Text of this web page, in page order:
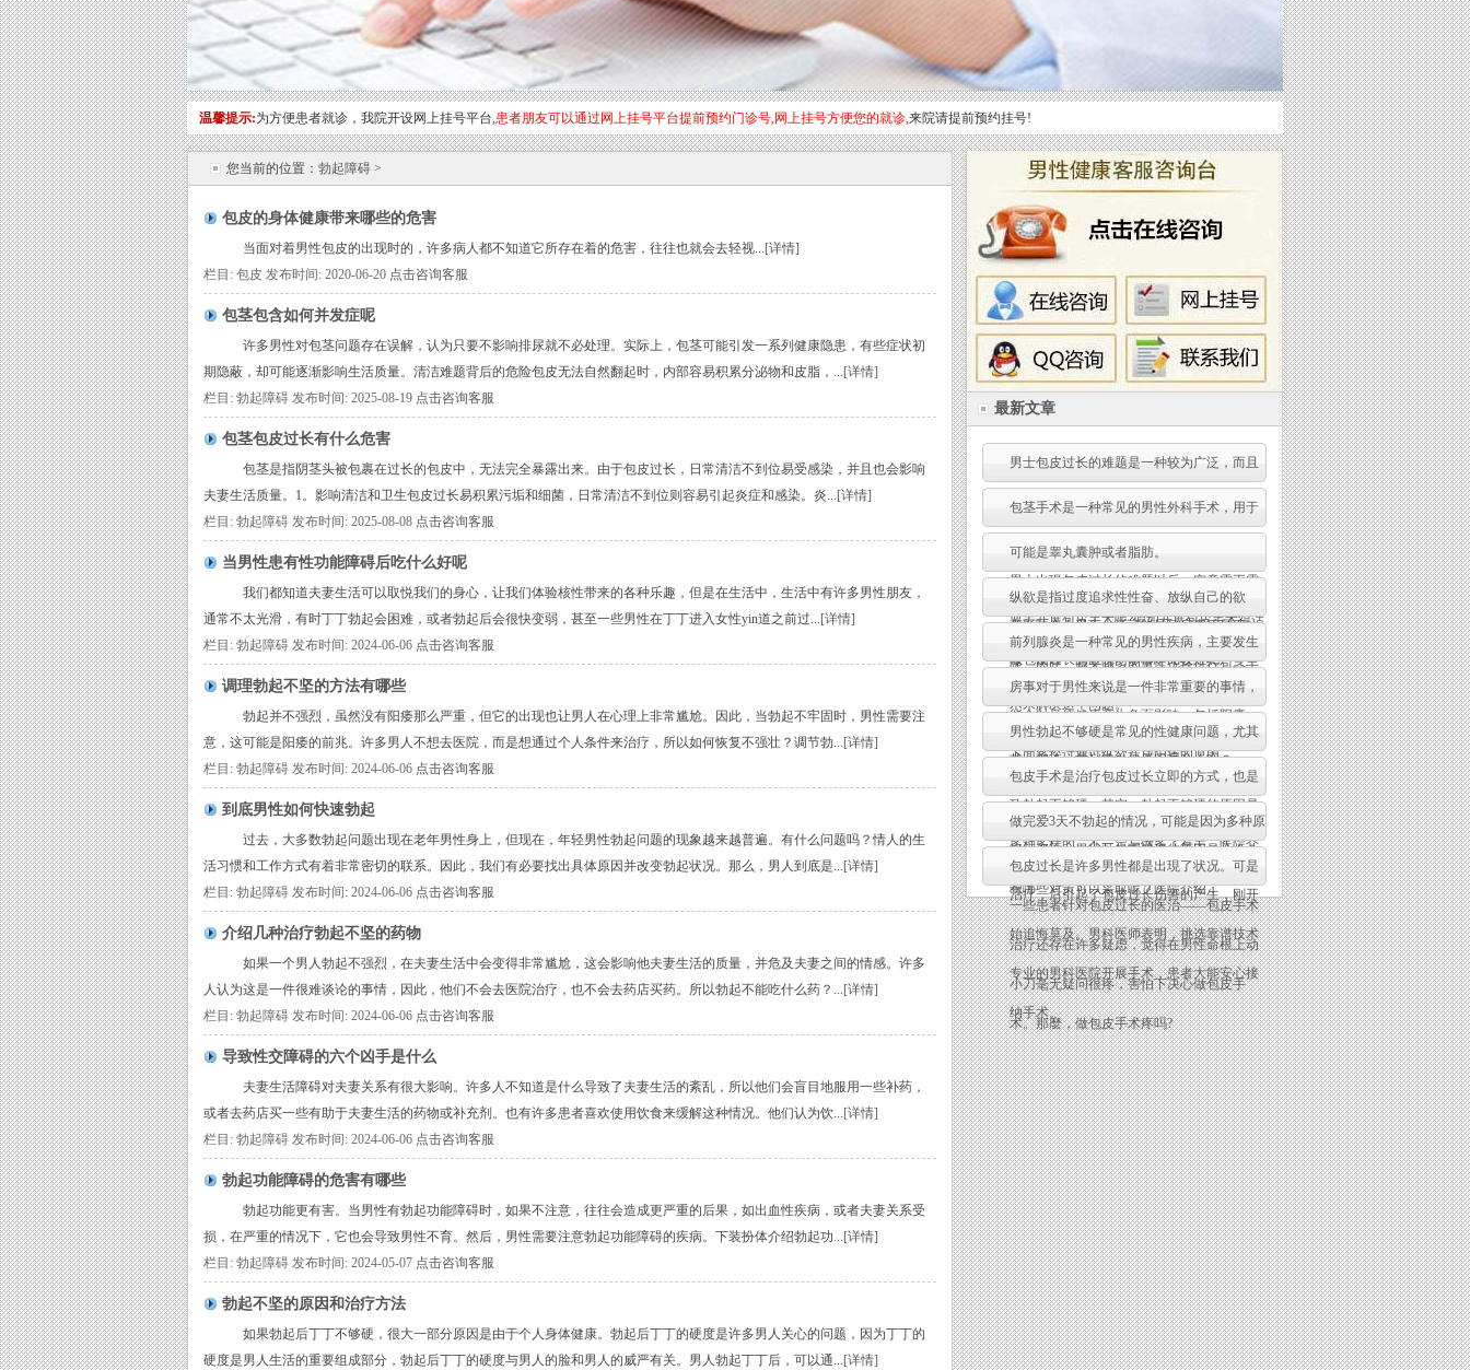
温馨提示:为方便患者就诊，我院开设网上挂号平台,患者朋友可以通过网上挂号平台提前预约门诊号,网上挂号方便您的就诊,来院请提前预约挂号!
您当前的位置： 勃起障碍 >
包皮的身体健康带来哪些的危害
当面对着男性包皮的出现时的，许多病人都不知道它所存在着的危害，往往也就会去轻视... [详情]
栏目: 包皮 发布时间: 2020-06-20 点击咨询客服
包茎包含如何并发症呢
许多男性对包茎问题存在误解，认为只要不影响排尿就不必处理。实际上，包茎可能引发一系列健康隐患，有些症状初
期隐蔽，却可能逐渐影响生活质量。清洁难题背后的危险包皮无法自然翻起时，内部容易积累分泌物和皮脂，... [详情]
栏目: 勃起障碍 发布时间: 2025-08-19 点击咨询客服
包茎包皮过长有什么危害
包茎是指阴茎头被包裹在过长的包皮中，无法完全暴露出来。由于包皮过长，日常清洁不到位易受感染，并且也会影响
夫妻生活质量。1。影响清洁和卫生包皮过长易积累污垢和细菌，日常清洁不到位则容易引起炎症和感染。炎... [详情]
栏目: 勃起障碍 发布时间: 2025-08-08 点击咨询客服
当男性患有性功能障碍后吃什么好呢
我们都知道夫妻生活可以取悦我们的身心，让我们体验核性带来的各种乐趣，但是在生活中，生活中有许多男性朋友，
通常不太光滑，有时丁丁勃起会困难，或者勃起后会很快变弱，甚至一些男性在丁丁进入女性yin道之前过... [详情]
栏目: 勃起障碍 发布时间: 2024-06-06 点击咨询客服
调理勃起不坚的方法有哪些
勃起并不强烈，虽然没有阳痿那么严重，但它的出现也让男人在心理上非常尴尬。因此，当勃起不牢固时，男性需要注
意，这可能是阳痿的前兆。许多男人不想去医院，而是想通过个人条件来治疗，所以如何恢复不强壮？调节勃... [详情]
栏目: 勃起障碍 发布时间: 2024-06-06 点击咨询客服
到底男性如何快速勃起
过去，大多数勃起问题出现在老年男性身上，但现在，年轻男性勃起问题的现象越来越普遍。有什么问题吗？情人的生
活习惯和工作方式有着非常密切的联系。因此，我们有必要找出具体原因并改变勃起状况。那么，男人到底是... [详情]
栏目: 勃起障碍 发布时间: 2024-06-06 点击咨询客服
介绍几种治疗勃起不坚的药物
如果一个男人勃起不强烈，在夫妻生活中会变得非常尴尬，这会影响他夫妻生活的质量，并危及夫妻之间的情感。许多
人认为这是一件很难谈论的事情，因此，他们不会去医院治疗，也不会去药店买药。所以勃起不能吃什么药？... [详情]
栏目: 勃起障碍 发布时间: 2024-06-06 点击咨询客服
导致性交障碍的六个凶手是什么
夫妻生活障碍对夫妻关系有很大影响。许多人不知道是什么导致了夫妻生活的紊乱，所以他们会盲目地服用一些补药，
或者去药店买一些有助于夫妻生活的药物或补充剂。也有许多患者喜欢使用饮食来缓解这种情况。他们认为饮... [详情]
栏目: 勃起障碍 发布时间: 2024-06-06 点击咨询客服
勃起功能障碍的危害有哪些
勃起功能更有害。当男性有勃起功能障碍时，如果不注意，往往会造成更严重的后果，如出血性疾病，或者夫妻关系受
损，在严重的情况下，它也会导致男性不育。然后，男性需要注意勃起功能障碍的疾病。下装扮体介绍勃起功... [详情]
栏目: 勃起障碍 发布时间: 2024-05-07 点击咨询客服
勃起不坚的原因和治疗方法
如果勃起后丁丁不够硬，很大一部分原因是由于个人身体健康。勃起后丁丁的硬度是许多男人关心的问题，因为丁丁的
硬度是男人生活的重要组成部分，勃起后丁丁的硬度与男人的脸和男人的威严有关。男人勃起丁丁后，可以通... [详情]
最新文章
男士包皮过长的难题是一种较为广泛，而且
较为普遍的一类难题。相信有很多的男性朋
男士出現包皮过长的难题以后，究竟需不需
要去开展包皮手术呢?假如开展包皮手术得话
做包皮过长的医院门诊哪个比较好呢?
包茎手术是一种常见的男性外科手术，用于
治疗包茎症状。包茎是指男性阴茎包皮过
仅影响个人卫生，还可能导致房事质量下
降。因此，越来越多的男性选择进行包茎手
术来解决这个问题。
可能是睾丸囊肿或者脂肪。
纵欲是指过度追求性性奋、放纵自己的欲
念，而忽略了身体健康和心理平衡。虽然欲
能会对身体健康产生负面影响，包括阳痿。
下面将探讨通过纵欲造成阳痿的原因。
前列腺炎是一种常见的男性疾病，主要发生
在成年男性中。它是由于前列腺发生炎症引
苦。那么，前列腺炎的原因是什么呢？
房事对于男性来说是一件非常重要的事情，
而勃起的硬度也是影响房事质量的关键因素
致勃起不够硬。其实，勃起不够硬的原因是
多种多样的，不一定与做多了有关。医院介
绍：
男性勃起不够硬是常见的性健康问题，尤其
是中老年男性更容易出现这种情况，而这种
扰。那么，男性勃起不够硬的原因是什么？
有哪些对策可以采取呢？医院介绍：
包皮手术是治疗包皮过长立即的方式，也是
好的方式。许多男性朋友身患包皮过长，可
治疗，后引起了包皮过长伤害的产生，刚开
始追悔莫及。男科医师表明，挑选靠谱技术
专业的男科医院开展手术，患者大能安心接
纳手术。
做完爱3天不勃起的情况，可能是因为多种原
因所导致的。
包皮过长是许多男性都是出現了状况。可是
一些患者针对包皮过长的医治——包皮手术
治疗还存在许多疑虑，觉得在男性命根上动
小刀毫无疑问很疼，害怕下决心做包皮手
术。那麼，做包皮手术疼吗?